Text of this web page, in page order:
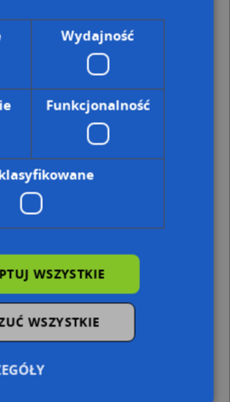
12, Ulica (08-300)
9, Ulica (08-300)
11, Ulica (08-300) (→ 35 m)
14, Ulica (08-300)
ks. 14c, Ulica (08-300)
ks. 18, Ulica (08-300) (→ 116 m)
27, Ulica (08-300)
ks. 14, Ulica (08-300)
3a, Ulica (08-300)
- inne punkty w
300 Sokołów Podlaski
Baczyńskiego
Sokołów Podlaski
62A, 08-300 Sokołów
Wydajność
Funkcjonalność
WSZYSTKIE
WSZYSTKIE